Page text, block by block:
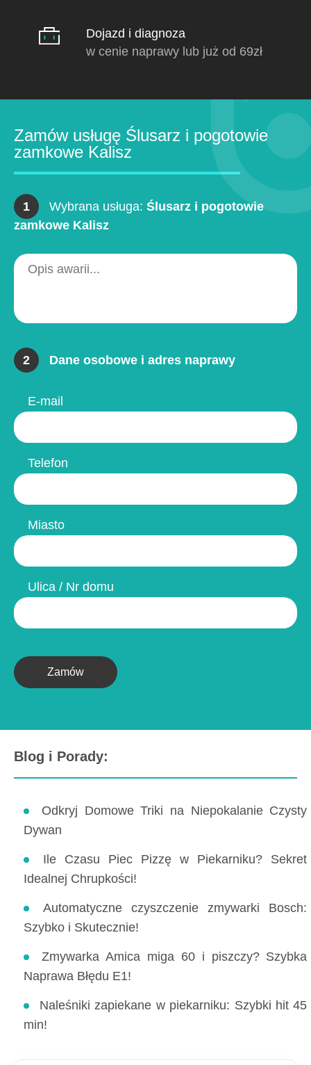
Dojazd i diagnoza
w cenie naprawy lub już od 69zł
Zamów usługę Ślusarz i pogotowie
zamkowe Kalisz
1 Wybrana usługa: Ślusarz i pogotowie
zamkowe Kalisz
2 Dane osobowe i adres naprawy
E-mail
Telefon
Miasto
Ulica / Nr domu
Zamów
Blog i Porady:
Odkryj Domowe Triki na Niepokalanie Czysty
Dywan
Ile Czasu Piec Pizzę w Piekarniku? Sekret
Idealnej Chrupkości!
Automatyczne czyszczenie zmywarki Bosch:
Szybko i Skutecznie!
Zmywarka Amica miga 60 i piszczy? Szybka
Naprawa Błędu E1!
Naleśniki zapiekane w piekarniku: Szybki hit 45
min!